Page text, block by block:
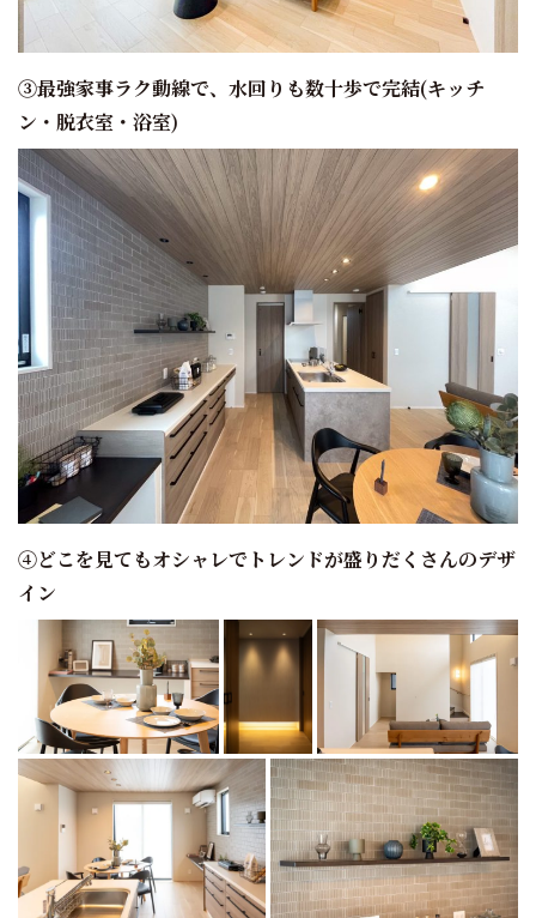
③最強家事ラク動線で、水回りも数十歩で完結(キッチ
ン・脱衣室・浴室)
④どこを見てもオシャレでトレンドが盛りだくさんのデザ
イン